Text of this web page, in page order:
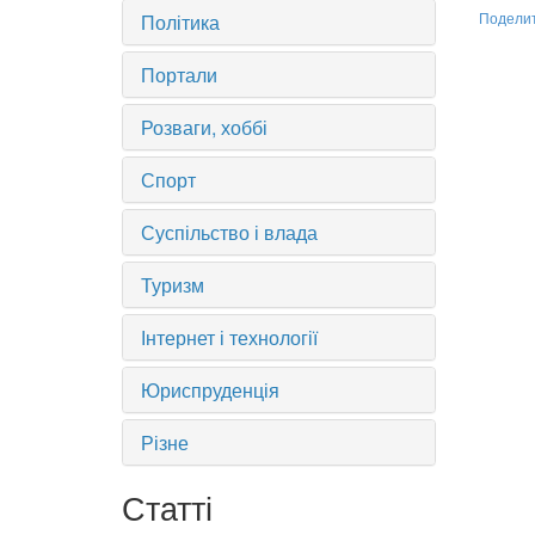
Політика
Портали
Розваги, хоббі
Спорт
Суспільство і влада
Туризм
Інтернет і технології
Юриспруденція
Різне
Статті